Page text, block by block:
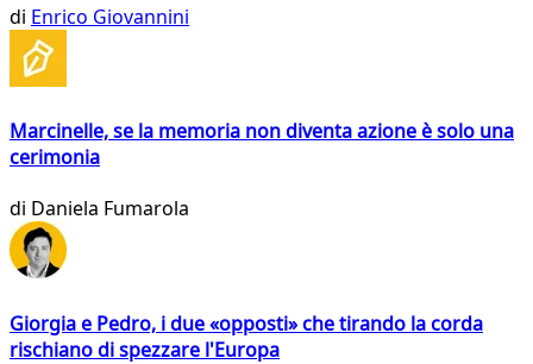
di Enrico Giovannini
Marcinelle, se la memoria non diventa azione è solo una
cerimonia
di Daniela Fumarola
Giorgia e Pedro, i due «opposti» che tirando la corda
rischiano di spezzare l'Europa